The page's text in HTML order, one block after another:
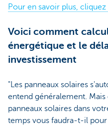
Pour en savoir plus, cliquez
Voici comment
énergétique et le
investissement
"Les panneaux solaires
entend généralement.
panneaux solaires dans
temps vous faudra-t-il